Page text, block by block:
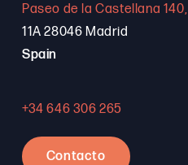
Paseo de la Castellana 140,
11A 28046 Madrid
Spain
+34 646 306 265
Contacto